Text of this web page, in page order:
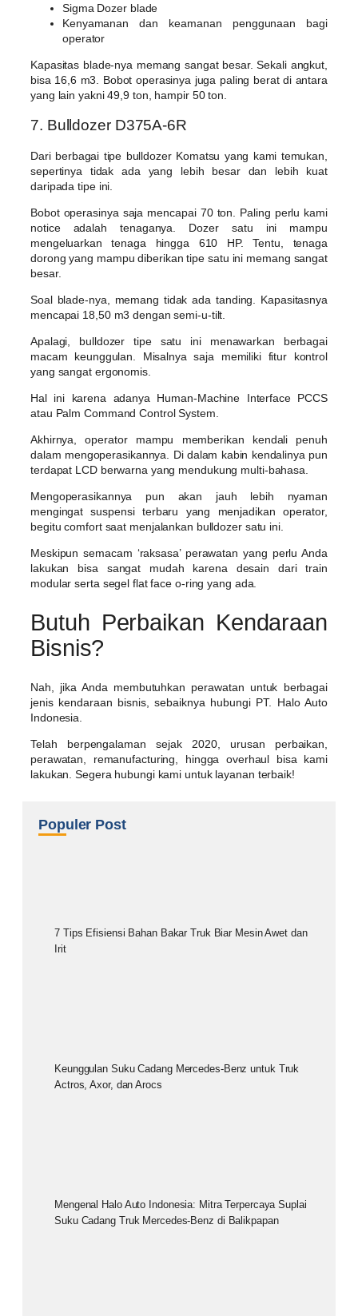
Sigma Dozer blade
Kenyamanan dan keamanan penggunaan bagi
operator
Kapasitas blade-nya memang sangat besar. Sekali angkut,
bisa 16,6 m3. Bobot operasinya juga paling berat di antara
yang lain yakni 49,9 ton, hampir 50 ton.
7. Bulldozer D375A-6R
Dari berbagai tipe bulldozer Komatsu yang kami temukan,
sepertinya tidak ada yang lebih besar dan lebih kuat
daripada tipe ini.
Bobot operasinya saja mencapai 70 ton. Paling perlu kami
notice adalah tenaganya. Dozer satu ini mampu
mengeluarkan tenaga hingga 610 HP. Tentu, tenaga
dorong yang mampu diberikan tipe satu ini memang sangat
besar.
Soal blade-nya, memang tidak ada tanding. Kapasitasnya
mencapai 18,50 m3 dengan semi-u-tilt.
Apalagi, bulldozer tipe satu ini menawarkan berbagai
macam keunggulan. Misalnya saja memiliki fitur kontrol
yang sangat ergonomis.
Hal ini karena adanya Human-Machine Interface PCCS
atau Palm Command Control System.
Akhirnya, operator mampu memberikan kendali penuh
dalam mengoperasikannya. Di dalam kabin kendalinya pun
terdapat LCD berwarna yang mendukung multi-bahasa.
Mengoperasikannya pun akan jauh lebih nyaman
mengingat suspensi terbaru yang menjadikan operator,
begitu comfort saat menjalankan bulldozer satu ini.
Meskipun semacam ‘raksasa’ perawatan yang perlu Anda
lakukan bisa sangat mudah karena desain dari train
modular serta segel flat face o-ring yang ada.
Butuh Perbaikan Kendaraan
Bisnis?
Nah, jika Anda membutuhkan perawatan untuk berbagai
jenis kendaraan bisnis, sebaiknya hubungi PT. Halo Auto
Indonesia.
Telah berpengalaman sejak 2020, urusan perbaikan,
perawatan, remanufacturing, hingga overhaul bisa kami
lakukan. Segera hubungi kami untuk layanan terbaik!
Populer Post
7 Tips Efisiensi Bahan Bakar Truk Biar Mesin Awet dan
Irit
Keunggulan Suku Cadang Mercedes-Benz untuk Truk
Actros, Axor, dan Arocs
Mengenal Halo Auto Indonesia: Mitra Terpercaya Suplai
Suku Cadang Truk Mercedes-Benz di Balikpapan